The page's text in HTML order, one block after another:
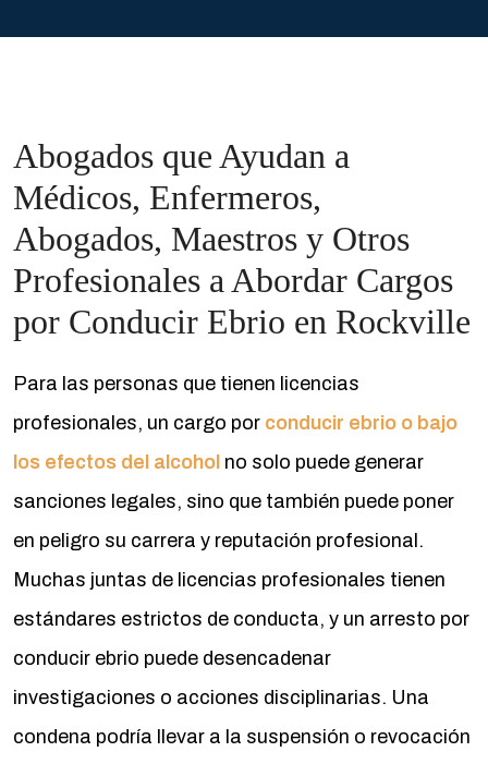
Abogados que Ayudan a
Médicos, Enfermeros,
Abogados, Maestros y Otros
Profesionales a Abordar Cargos
por Conducir Ebrio en Rockville
Para las personas que tienen licencias
profesionales, un cargo por conducir ebrio o bajo
los efectos del alcohol no solo puede generar
sanciones legales, sino que también puede poner
en peligro su carrera y reputación profesional.
Muchas juntas de licencias profesionales tienen
estándares estrictos de conducta, y un arresto por
conducir ebrio puede desencadenar
investigaciones o acciones disciplinarias. Una
condena podría llevar a la suspensión o revocación